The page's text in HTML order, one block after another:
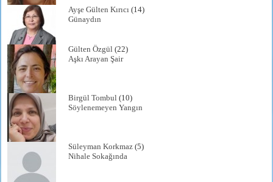
Ayşe Gülten Kırıcı (14)
Günaydın
Gülten Özgül (22)
Aşkı Arayan Şair
Birgül Tombul (10)
Söylenemeyen Yangın
Süleyman Korkmaz (5)
Nihale Sokağında